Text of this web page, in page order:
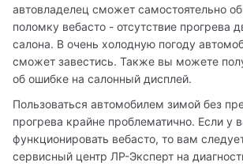
автовладелец сможет самостоятельно
поломку вебасто - отсутствие прогрева
салона. В очень холодную погоду
сможет завестись. Также вы можете
об ошибке на салонный дисплей.
Пользоваться автомобилем зимой без
прогрева крайне проблематично. Если у
функционировать вебасто, то вам
сервисный центр ЛР-Эксперт на